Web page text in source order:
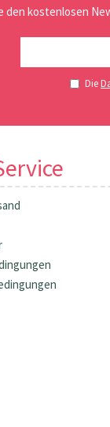
den kostenlosen
Die